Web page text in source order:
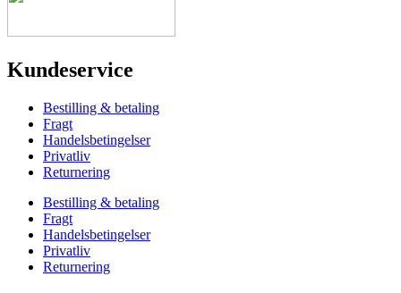
Kundeservice
Bestilling & betaling
Fragt
Handelsbetingelser
Privatliv
Returnering
Bestilling & betaling
Fragt
Handelsbetingelser
Privatliv
Returnering